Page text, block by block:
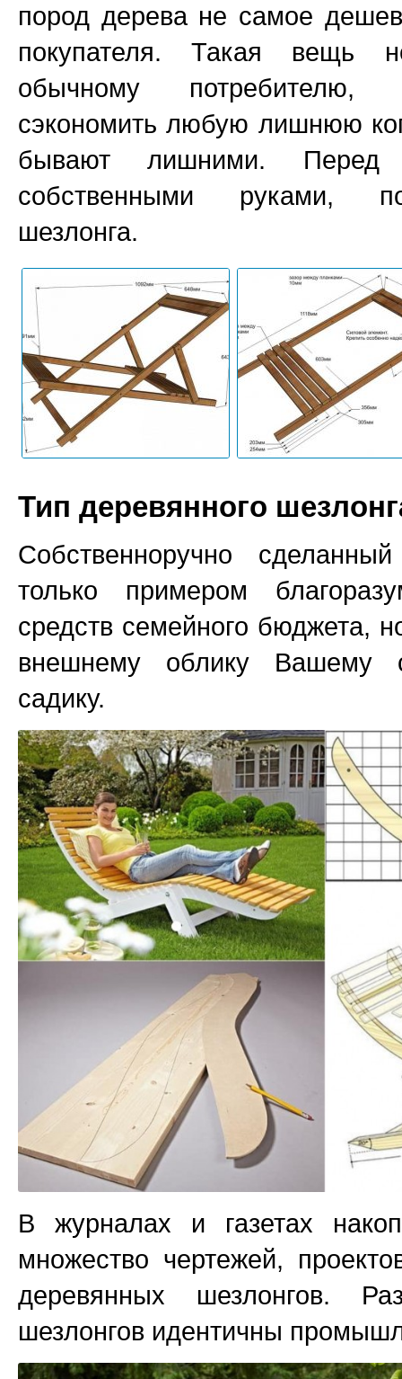
пород дерева не самое
покупателя. Такая вещь
обычному потребителю,
сэкономить любую лишнюю
бывают лишними. Перед
собственными руками,
шезлонга.
Тип деревянного
Собственноручно
только примером
средств семейного бюджета,
внешнему облику Вашему
садику.
В журналах и газетах
множество чертежей,
деревянных шезлонгов.
шезлонгов идентичны